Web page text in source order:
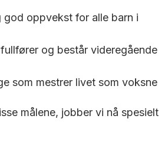
god oppvekst for alle barn i
og består videregående
som mestrer livet som voksne
målene, jobber vi nå spesielt